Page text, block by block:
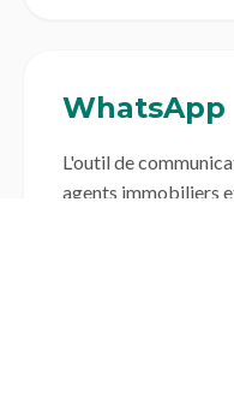
WhatsApp
L'outil de
agents immobiliers